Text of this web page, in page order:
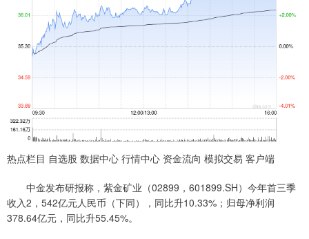
热点栏目 自选股 数据中心 行情中心 资金流向 模拟交易 客户端
中金发布研报称，紫金矿业（02899，601899.SH）今年首三季
收入2，542亿元人民币（下同），同比升10.33%；归母净利润
378.64亿元，同比升55.45%。